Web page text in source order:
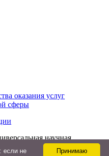
оказания услуг
сферы
научная
Принимаю
если не